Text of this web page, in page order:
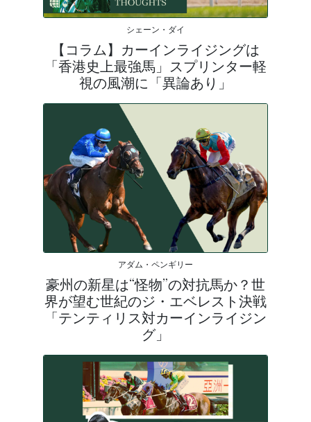
シェーン・ダイ
【コラム】カーインライジングは
「香港史上最強馬」スプリンター軽
視の風潮に「異論あり」
アダム・ペンギリー
豪州の新星は“怪物”の対抗馬か？世
界が望む世紀のジ・エベレスト決戦
「テンティリス対カーインライジン
グ」